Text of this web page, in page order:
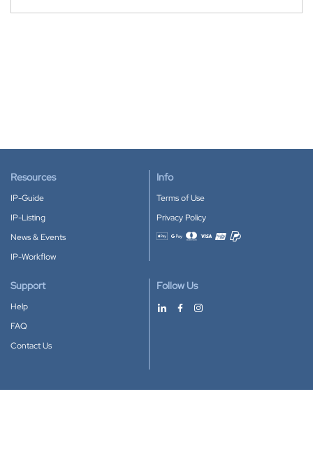
Resources
IP-Guide
IP-Listing
News & Events
IP-Workflow
Info
Terms of Use
Privacy Policy
Accepted payment methods
Support
Help
FAQ
Contact Us
Follow Us